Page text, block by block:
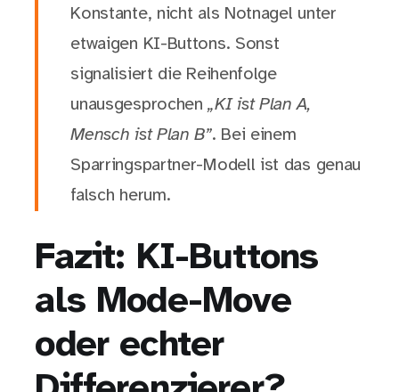
Konstante, nicht als Notnagel unter
etwaigen KI-Buttons. Sonst
signalisiert die Reihenfolge
unausgesprochen„KI ist Plan A,
Mensch ist Plan B”. Bei einem
Sparringspartner-Modell ist das genau
falsch herum.
Fazit: KI-Buttons
als Mode-Move
oder echter